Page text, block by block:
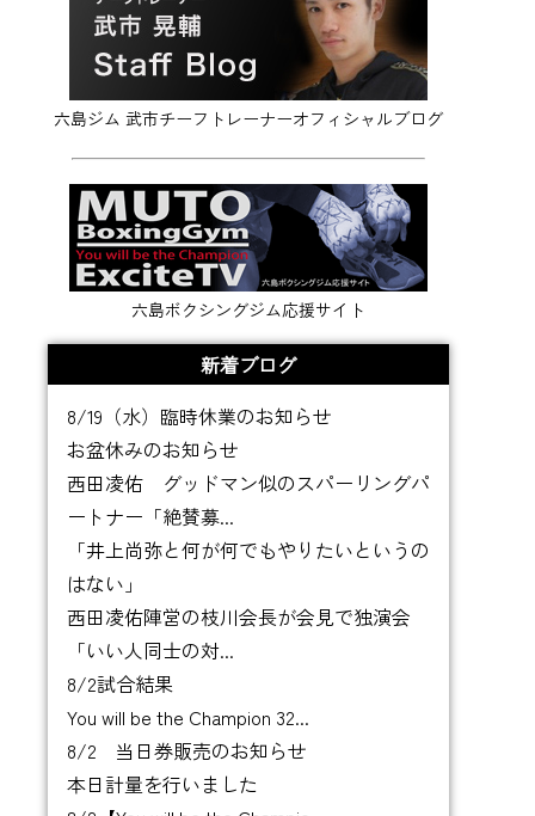
六島ジム 武市チーフトレーナーオフィシャルブログ
六島ボクシングジム応援サイト
新着ブログ
8/19（水）臨時休業のお知らせ
お盆休みのお知らせ
西田凌佑 グッドマン似のスパーリングパ
ートナー「絶賛募...
「井上尚弥と何が何でもやりたいというの
はない」
西田凌佑陣営の枝川会長が会見で独演会
「いい人同士の対...
8/2試合結果
You will be the Champion 32...
8/2 当日券販売のお知らせ
本日計量を行いました